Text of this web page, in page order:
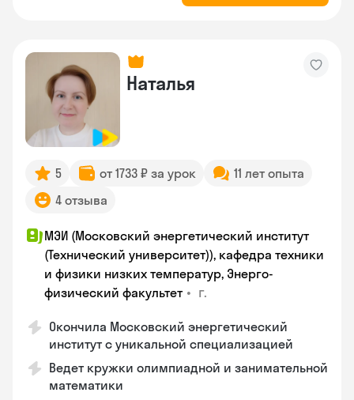
Наталья
5 от 1733 ₽ за урок
11 лет опыта
4 отзыва
МЭИ (Московский энергетический институт
(Технический университет)), кафедра техники
и физики низких температур, Энерго-
физический факультет • г.
Окончила Московский энергетический
институт с уникальной специализацией
Ведет кружки олимпиадной и занимательной
математики